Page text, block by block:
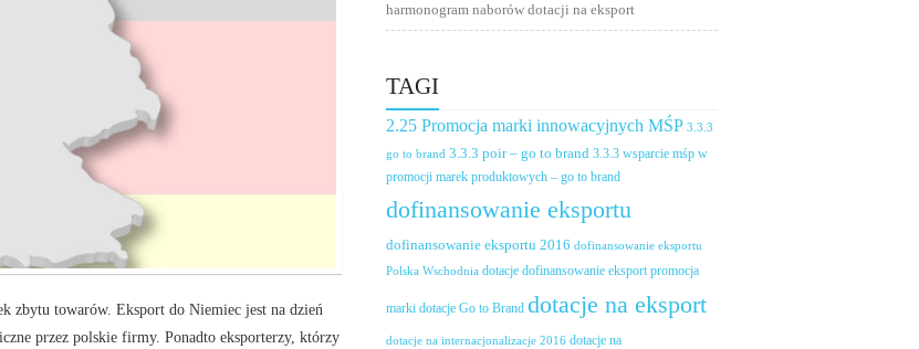
zbytu towarów. Eksport do Niemiec jest na dzień
przez polskie firmy. Ponadto eksporterzy, którzy
harmonogram naborów dotacji na eksport
TAGI
2.25 Promocja marki innowacyjnych MŚP 3.3.3
go to brand 3.3.3 poir – go to brand 3.3.3 wsparcie mśp w
promocji marek produktowych – go to brand
dofinansowanie eksportu
dofinansowanie eksportu 2016 dofinansowanie eksportu
Polska Wschodnia dotacje dofinansowanie eksport promocja
marki dotacje Go to Brand dotacje na eksport
dotacje na internacjonalizacje 2016 dotacje na